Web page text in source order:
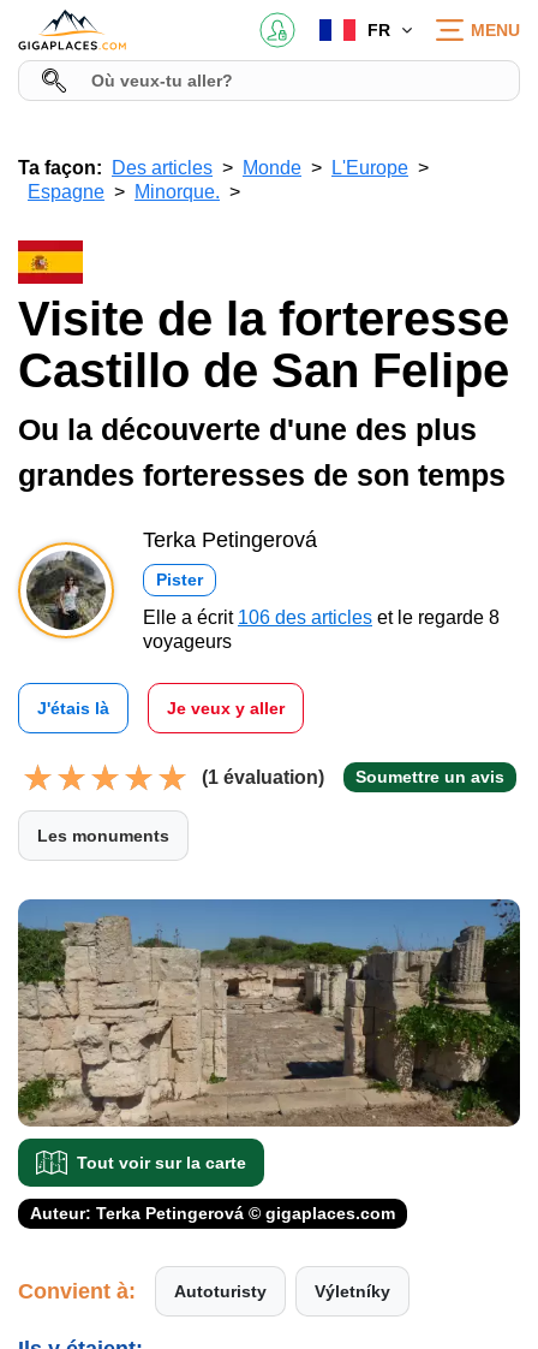
FR MENU
Ta façon: Des articles Monde
L'Europe
Espagne
Minorque.
Visite de la forteresse
Castillo de San Felipe
Ou la découverte d'une des plus
grandes forteresses de son temps
Terka Petingerová
Pister
Elle a écrit 106 des articles et le regarde 8
voyageurs
J'étais là Je veux y aller
(1 évaluation) Soumettre un avis
Les monuments
Tout voir sur la carte
Auteur: Terka Petingerová © gigaplaces.com
Convient à: Autoturisty Výletníky